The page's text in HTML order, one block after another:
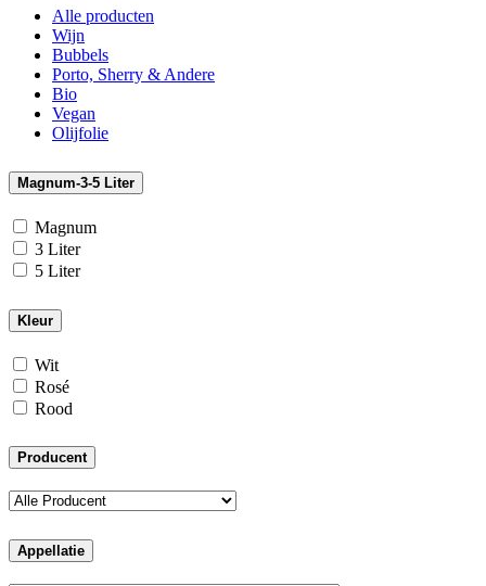
Alle producten
Wijn
Bubbels
Porto, Sherry & Andere
Bio
Vegan
Olijfolie
Magnum-3-5 Liter
Magnum
3 Liter
5 Liter
Kleur
Wit
Rosé
Rood
Producent
Appellatie